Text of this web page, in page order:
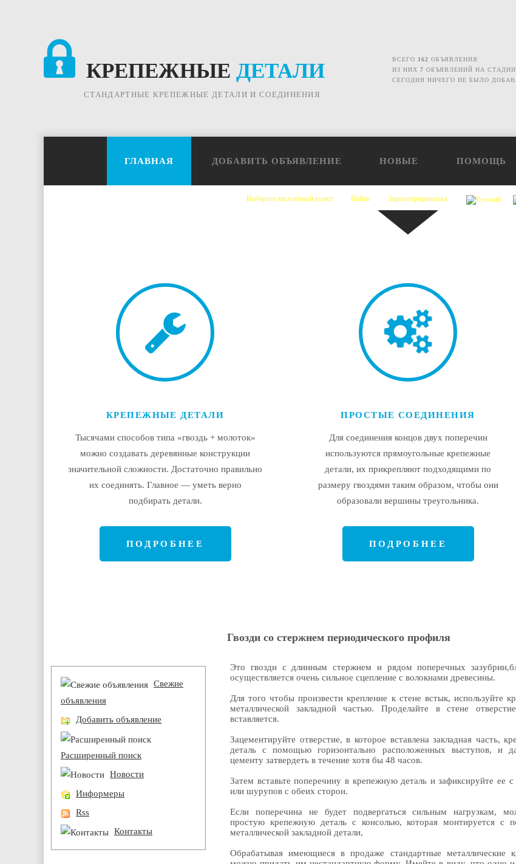
ВСЕГО 162 ОБЪЯВЛЕНИЯ
ИЗ НИХ7 ОБЪЯВЛЕНИЙ НА
СЕГОДНЯ НИЧЕГО НЕ БЫЛО
КРЕПЕЖНЫЕ ДЕТАЛИ
СТАНДАРТНЫЕ КРЕПЕЖНЫЕ ДЕТАЛИ И СОЕДИНЕНИЯ
ГЛАВНАЯ ДОБАВИТЬ ОБЪЯВЛЕНИЕ НОВЫЕ ПОМОЩЬ
Выберите населённый пункт Войти Зарегистрироваться
КРЕПЕЖНЫЕ ДЕТАЛИ
Тысячами способов типа «гвоздь + молоток»
можно создавать деревянные конструкции
значительной сложности. Достаточно правильно
их соединять. Главное — уметь верно
подбирать детали.
ПОДРОБНЕЕ
ПРОСТЫЕ СОЕДИНЕНИЯ
Для соединения концов двух поперечин
используются прямоугольные крепежные
детали, их прикрепляют подходящими по
размеру гвоздями таким образом, чтобы они
образовали вершины треугольника.
ПОДРОБНЕЕ
Гвозди со стержнем периодического профиля
Это гвозди с длинным стержнем и рядом поперечных
осуществляется очень сильное сцепление с волокнами древесины.
Для того чтобы произвести крепление к стене встык, используйте
металлической закладной частью. Проделайте в стене
вставляется.
Зацементируйте отверстие, в которое вставлена закладная часть,
деталь с помощью горизонтально расположенных выступов, и
цементу затвердеть в течение хотя бы 48 часов.
Затем вставьте поперечину в крепежную деталь и зафиксируйте ее
или шурупов с обеих сторон.
Если поперечина не будет подвергаться сильным нагрузкам,
простую крепежную деталь с консолью, которая монтируется с
металлической закладной детали,
Обрабатывая имеющиеся в продаже стандартные металлические
Свежие
объявления
Добавить объявление
Расширенный поиск
Новости
Информеры
Rss
Контакты